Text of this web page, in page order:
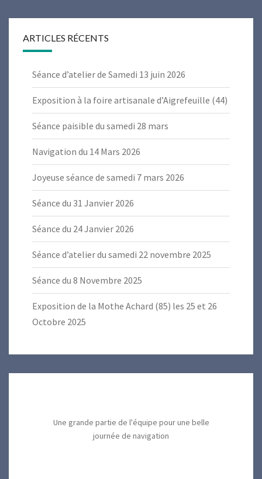
ARTICLES RÉCENTS
Séance d’atelier de Samedi 13 juin 2026
Exposition à la foire artisanale d’Aigrefeuille (44)
Séance paisible du samedi 28 mars
Navigation du 14 Mars 2026
Joyeuse séance de samedi 7 mars 2026
Séance du 31 Janvier 2026
Séance du 24 Janvier 2026
Séance d’atelier du samedi 22 novembre 2025
Séance du 8 Novembre 2025
Exposition de la Mothe Achard (85) les 25 et 26
Octobre 2025
Une grande partie de l'équipe pour une belle
journée de navigation